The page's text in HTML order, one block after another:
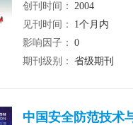
创刊时间： 2004
见刊时间：
1个月内
影响因子： 0
期刊级别： 省级期刊
中国安全防范技术